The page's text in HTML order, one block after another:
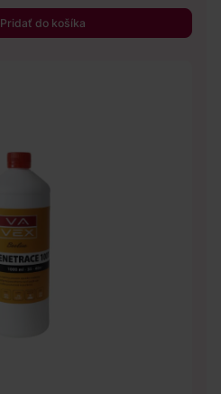
Pridať do košíka